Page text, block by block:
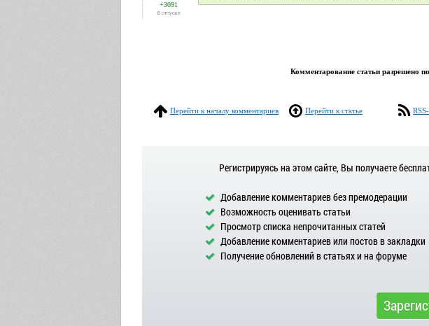
+3091
В отпуске
Комментарование статьи разрешено
Перейти к началу комментариев Перейти к статье
Регистрируясь на этом сайте, Вы получаете
Добавление комментариев без премодерации
Возможность оценивать статьи
Просмотр списка непрочитанных статей
Добавление комментариев или постов в закладки
Получение обновлений в статьях и на форуме